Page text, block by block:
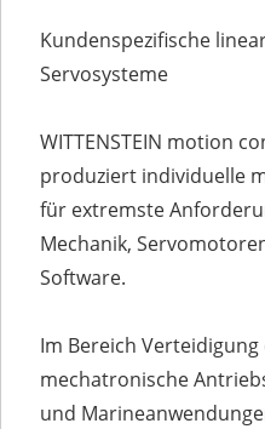
Kundenspezifische
Servosysteme
WITTENSTEIN motion
produziert individuelle
für extremste
Mechanik,
Software.
Im Bereich
mechatronische
und